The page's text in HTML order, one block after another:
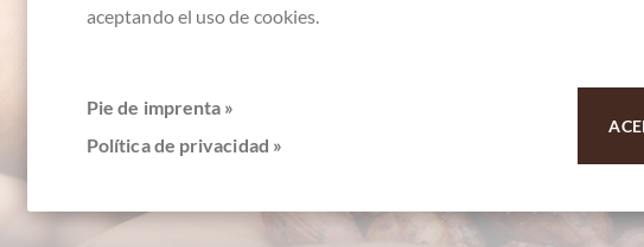
+49 - 511 - 90 88
aceptando el uso de cookies.
Pie de imprenta »
Política de privacidad »